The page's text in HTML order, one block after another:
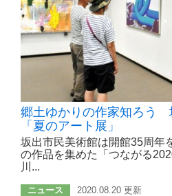
郷土ゆかりの作家知ろう
「夏のアート展」
坂出市民美術館は開館35周年
の作品を集めた「つながる
川...
ニュース 2020.08.20 更新